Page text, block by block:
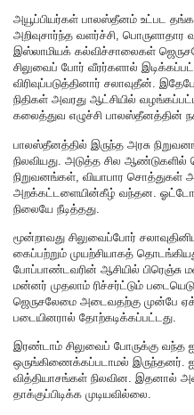
அயூப்பியர்கள் பாலஸ்தீனம் உட்பட
அறிவுசார்ந்த வளர்ச்சி,
இஸ்லாமியக் கல்விச்சாலைகள்
சிலுவைப் போர் வீரர்களால்
விரிவுப்படுத்தினார் சலாவுதீன்.
நிதிகள் அவரது ஆட்சியில்
கலைத்துவ எழுச்சி பாலஸ்தீனத்தின்
பாலஸ்தீனத்தில் இருந்த அரசு
நிலவியது. அடுத்த சில ஆண்டுகளில்
நிறுவனங்கள், வியாபார சொத்துகள்
அறக்கட்டளையின்கீழ் வந்தன.
நிலையே நீடித்தது.
மூன்றாவது சிலுவைப்போர்
கைப்பற்றும் முயற்சியாகத்
போப்பாண்டவரின் ஆசியில் பிரெஞ்சு
மன்னர் முதலாம் ரிச்சர்ட்டும்
ஜெருசலேமை அடைவதற்கு முன்பே
படையினரால் தோற்கடிக்கப்பட்டது.
இரண்டாம் சிலுவைப் போருக்கு வந்த
ஒருங்கிணைக்கப்படாமல் இருந்தனர்.
வித்தியாசங்கள் நிலவின. இதனால்
தாக்குப்பிடிக்க முடியவில்லை.